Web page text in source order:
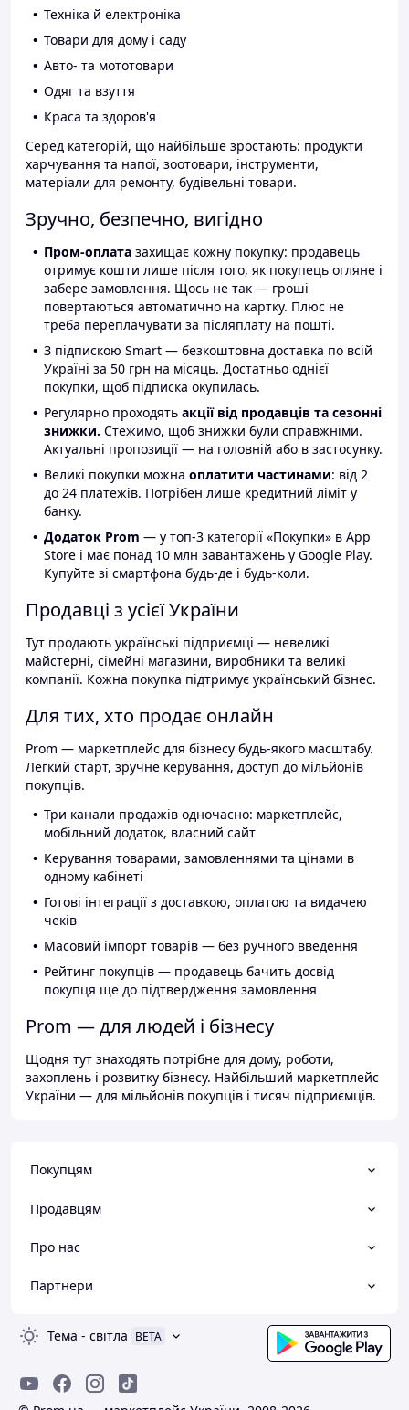
Техніка й електроніка
Товари для дому і саду
Авто- та мототовари
Одяг та взуття
Краса та здоров'я
Серед категорій, що найбільше зростають: продукти
харчування та напої, зоотовари, інструменти,
матеріали для ремонту, будівельні товари.
Зручно, безпечно, вигідно
Пром-оплата захищає кожну покупку: продавець
отримує кошти лише після того, як покупець огляне і
забере замовлення. Щось не так — гроші
повертаються автоматично на картку. Плюс не
треба переплачувати за післяплату на пошті.
З підпискою Smart — безкоштовна доставка по всій
Україні за 50 грн на місяць. Достатньо однієї
покупки, щоб підписка окупилась.
Регулярно проходять акції від продавців та сезонні
знижки. Стежимо, щоб знижки були справжніми.
Актуальні пропозиції — на головній або в застосунку.
Великі покупки можна оплатити частинами: від 2
до 24 платежів. Потрібен лише кредитний ліміт у
банку.
Додаток Prom — у топ-3 категорії «Покупки» в App
Store і має понад 10 млн завантажень у Google Play.
Купуйте зі смартфона будь-де і будь-коли.
Продавці з усієї України
Тут продають українські підприємці — невеликі
майстерні, сімейні магазини, виробники та великі
компанії. Кожна покупка підтримує український бізнес.
Для тих, хто продає онлайн
Prom — маркетплейс для бізнесу будь-якого масштабу.
Легкий старт, зручне керування, доступ до мільйонів
покупців.
Три канали продажів одночасно: маркетплейс,
мобільний додаток, власний сайт
Керування товарами, замовленнями та цінами в
одному кабінеті
Готові інтеграції з доставкою, оплатою та видачею
чеків
Масовий імпорт товарів — без ручного введення
Рейтинг покупців — продавець бачить досвід
покупця ще до підтвердження замовлення
Prom — для людей і бізнесу
Щодня тут знаходять потрібне для дому, роботи,
захоплень і розвитку бізнесу. Найбільший маркетплейс
України — для мільйонів покупців і тисяч підприємців.
Покупцям
Продавцям
Про нас
Партнери
Тема - світла BETA